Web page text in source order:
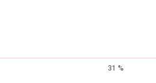
31 %